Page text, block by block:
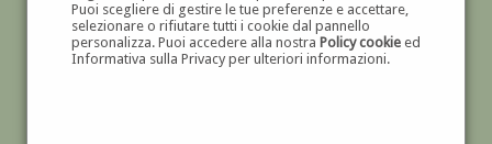
Puoi scegliere di gestire le tue preferenze e accettare,
selezionare o rifiutare tutti i cookie dal pannello
personalizza. Puoi accedere alla nostra Policy cookieed
Informativa sulla Privacy per ulteriori informazioni.